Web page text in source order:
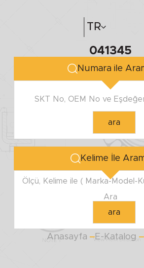
TR
Hakkımızda
041345
Numara ile
SKT No, OEM No ve
ara
Kelime İle
Ölçü, Kelime ile ( Marka-Model-
Ara
ara
Anasayfa E-Katalog